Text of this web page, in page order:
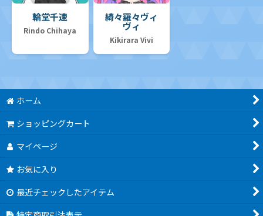
輪堂千速
Rindo Chihaya
綺々羅々ヴィ
ヴィ
Kikirara Vivi
ホーム
ショッピングカート
マイページ
お気に入り
最近チェックしたアイテム